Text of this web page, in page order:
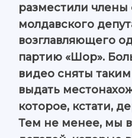
разместили члены
молдавского
возглавляющего
партию «Шор».
видео сняты
выдать
которое, кстати,
Тем не менее, мы